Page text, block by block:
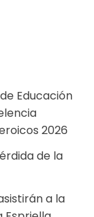
Educación
2026
de la
a la